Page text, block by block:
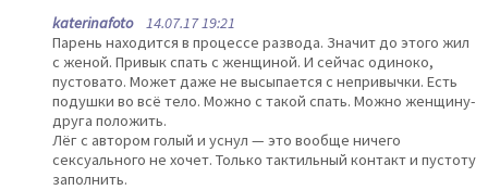
katerinafoto14.07.17 19:21
Парень находится в процессе развода. Значит до этого жил
с женой. Привык спать с женщиной. И сейчас одиноко,
пустовато. Может даже не высыпается с непривычки. Есть
подушки во всё тело. Можно с такой спать. Можно женщину-
друга положить.
Лёг с автором голый и уснул — это вообще ничего
сексуального не хочет. Только тактильный контакт и пустоту
заполнить.